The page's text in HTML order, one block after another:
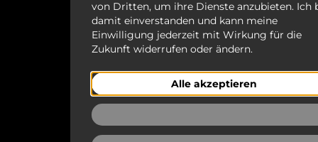
von Dritten, um ihre Dienste anzubieten. Ich
damit einverstanden und kann meine
Einwilligung jederzeit mit Wirkung für die
Zukunft widerrufen oder ändern.
Alle akzeptieren